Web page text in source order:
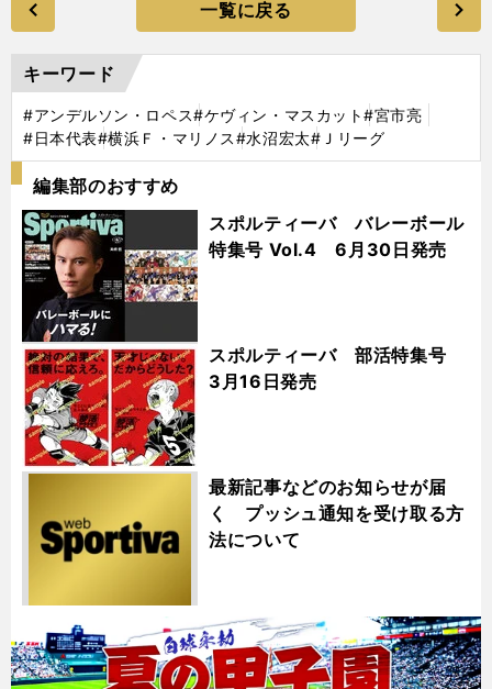
一覧に戻る
キーワード
#アンデルソン・ロペス#ケヴィン・マスカット#宮市亮
#日本代表#横浜Ｆ・マリノス#水沼宏太#Ｊリーグ
編集部のおすすめ
スポルティーバ バレーボール
特集号 Vol.4 6月30日発売
スポルティーバ 部活特集号
3月16日発売
最新記事などのお知らせが届
く プッシュ通知を受け取る方
法について